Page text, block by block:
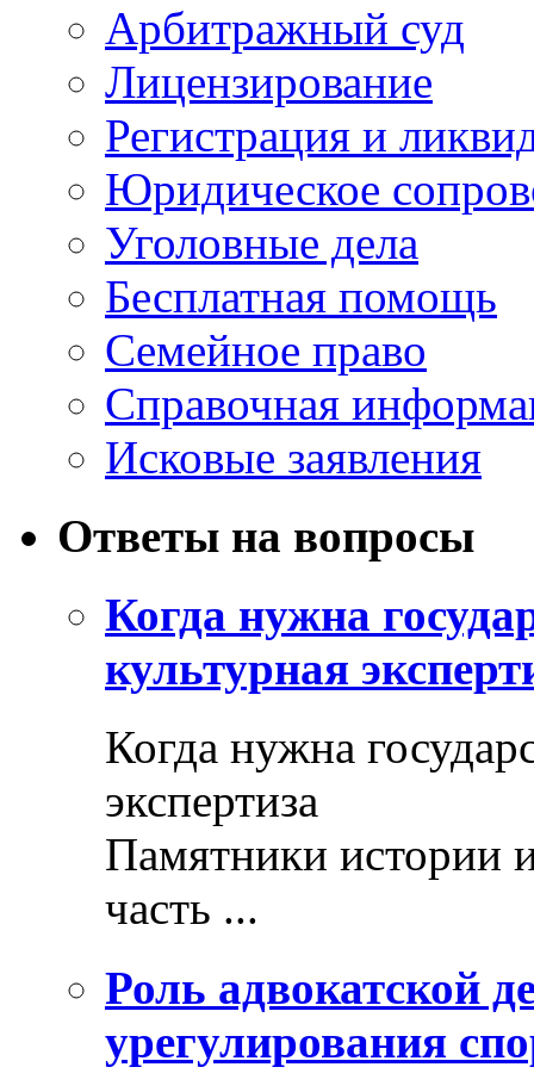
Арбитражный суд
Лицензирование
Регистрация и
Юридическое
Уголовные дела
Бесплатная помощь
Семейное право
Справочная
Исковые заявления
Ответы на вопросы
Когда нужна
культурная
Когда нужна
экспертиза
Памятники истории
часть ...
Роль адвокатской
урегулирования